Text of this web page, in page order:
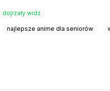
dojrzały widz
najlepsze anime dla seniorów